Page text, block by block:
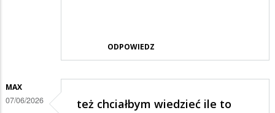
ODPOWIEDZ
MAX
07/06/2026
też chciałbym wiedzieć ile to